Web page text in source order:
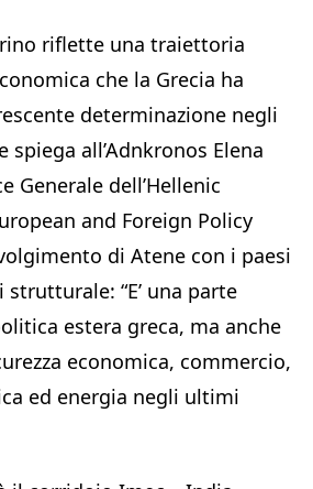
riflette una traiettoria
che la Grecia ha
determinazione negli
all’Adnkronos Elena
Generale dell’Hellenic
and Foreign Policy
di Atene con i paesi
“E’ una parte
estera greca, ma anche
economica, commercio,
ed energia negli ultimi